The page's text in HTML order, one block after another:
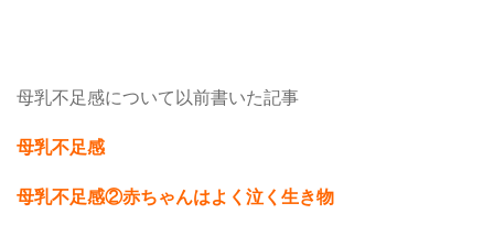
母乳不足感について以前書いた記事
母乳不足感
母乳不足感②赤ちゃんはよく泣く生き物